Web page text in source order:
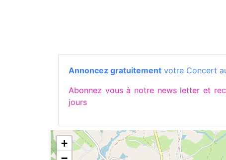
Annoncez gratuitement votre Concert
Abonnez vous à notre news letter et
jours
+